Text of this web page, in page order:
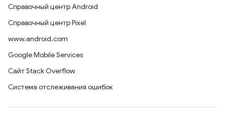
Справочный центр Android
Справочный центр Pixel
www.android.com
Google Mobile Services
Сайт Stack Overflow
Система отслеживания ошибок